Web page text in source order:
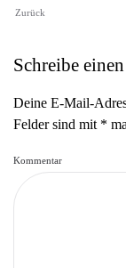
Zurück
Schreibe
Deine E-Mail-
Felder sind mit *
Kommentar